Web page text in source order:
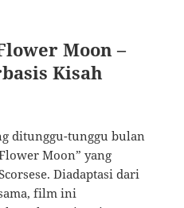
Moon –
Kisah
ditunggu-tunggu bulan
Moon” yang
Diadaptasi dari
film ini